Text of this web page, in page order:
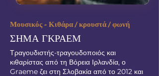
Μουσικός - Κιθάρα / κρουστά / φωνή
ΣΗΜΑ ΓΚΡΑΕΜ
Τραγουδιστής-τραγουδοποιός και
κιθαρίστας από τη Βόρεια Ιρλανδία, ο
Graeme ζει στη Σλοβακία από το 2012 και